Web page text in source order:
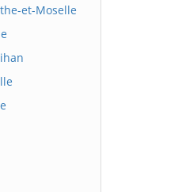
et-Moselle